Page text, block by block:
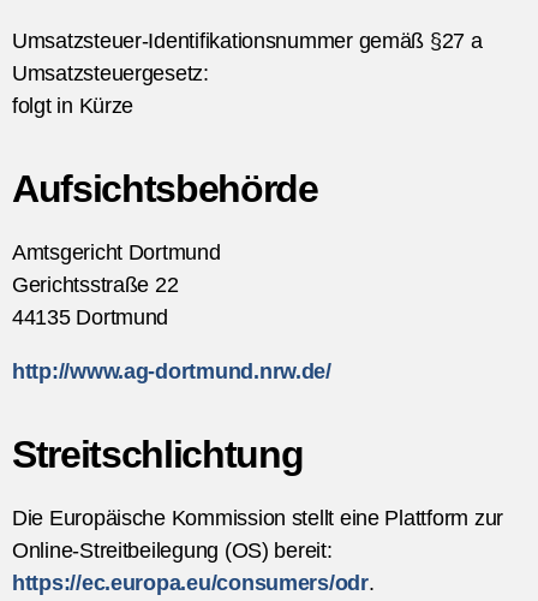
Umsatzsteuer-Identifikationsnummer gemäß §27 a
Umsatzsteuergesetz:
folgt in Kürze
Aufsichtsbehörde
Amtsgericht Dortmund
Gerichtsstraße 22
44135 Dortmund
http://www.ag-dortmund.nrw.de/
Streitschlichtung
Die Europäische Kommission stellt eine Plattform zur
Online-Streitbeilegung (OS) bereit:
https://ec.europa.eu/consumers/odr.